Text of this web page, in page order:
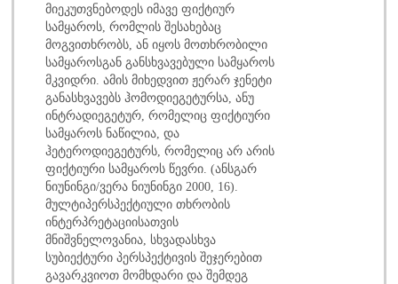
მიეკუთვნებოდეს იმავე ფიქტიურ
სამყაროს, რომლის შესახებაც
მოგვითხრობს, ან იყოს მოთხრობილი
სამყაროსგან განსხვავებული სამყაროს
მკვიდრი. ამის მიხედვით ჟერარ ჯენეტი
განასხვავებს ჰომოდიეგეტურსა, ანუ
ინტრადიეგეტურ, რომელიც ფიქტიური
სამყაროს ნაწილია, და
ჰეტეროდიეგეტურს, რომელიც არ არის
ფიქტიური სამყაროს წევრი. (ანსგარ
ნიუნინგი/ვერა ნიუნინგი 2000, 16).
მულტიპერსპექტიული თხრობის
ინტერპრეტაციისათვის
მნიშვნელოვანია, სხვადასხვა
სუბიექტური პერსპექტივის შეჯერებით
გავარკვიოთ მომხდარი და შემდეგ